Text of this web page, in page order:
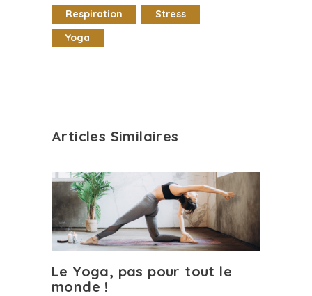
Respiration
Stress
Yoga
Articles Similaires
Le Yoga, pas pour tout le
monde !